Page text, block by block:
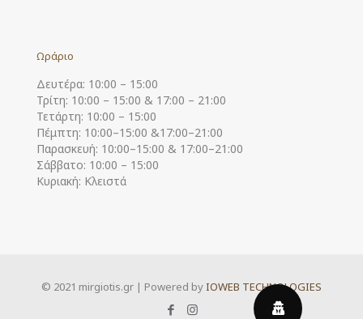
Ωράριο
Δευτέρα: 10:00 – 15:00
Τρίτη: 10:00 – 15:00 & 17:00 – 21:00
Τετάρτη: 10:00 – 15:00
Πέμπτη: 10:00–15:00 &17:00–21:00
Παρασκευή: 10:00–15:00 & 17:00–21:00
Σάββατο: 10:00 – 15:00
Κυριακή: Κλειστά
© 2021 mirgiotis.gr | Powered byIOWEB TECHNOLOGIES